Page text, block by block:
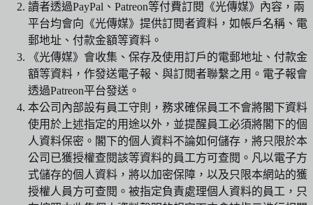
讀者透過PayPal、Patreon等付費訂閱《光傳媒》內容，兩
平台均會向《光傳媒》提供訂閱者資料，如帳戶名稱、電
郵地址、付款金額等資料。
《光傳媒》會收集、保存及使用訂戶的電郵地址、付款金
額等資料，作發送電子報、與訂閱者聯繫之用。電子報會
透過Patreon平台發送。
本公司內部設有員工守則，務求確保員工不會將閣下資料
使用於上述指定的用途以外，並提醒員工必須將閣下的個
人資料保密。閣下的個人資料不論如何儲存，將只限於本
公司已獲授權查閱該等資料的員工方可查閱。凡以電子方
式儲存的個人資料，將以加密保障，以及只限本網站的獲
授權人員方可查閱。被指定負責處理個人資料的員工，只